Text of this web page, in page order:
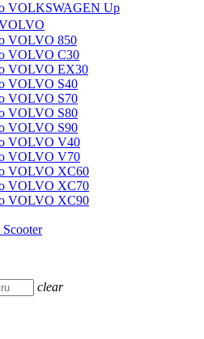
VOLKSWAGEN Up
VOLVO 850
VOLVO C30
VOLVO EX30
VOLVO S40
VOLVO S70
VOLVO S80
VOLVO S90
VOLVO V40
VOLVO V70
VOLVO XC60
VOLVO XC70
VOLVO XC90
clear